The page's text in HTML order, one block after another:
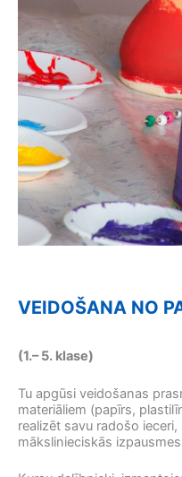
VEIDOŠANA NO
(1.– 5. klase)
Tu apgūsi veidošanas
materiāliem (papīrs,
realizēt savu radošo
mākslinieciskās